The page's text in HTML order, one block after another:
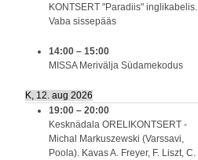
KONTSERT "Paradiis" inglikabelis.
Vaba sissepääs
14:00 – 15:00
MISSA Merivälja Südamekodus
K, 12. aug 2026
19:00 – 20:00
Kesknädala ORELIKONTSERT -
Michal Markuszewski (Varssavi,
Poola). Kavas A. Freyer, F. Liszt, C.